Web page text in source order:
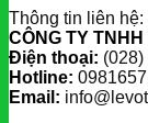
Thông tin liên hệ:
CÔNG TY
Điện thoại:
Hotline:
Email: